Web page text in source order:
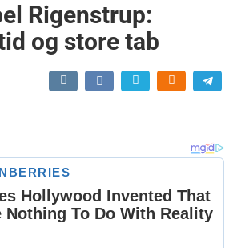
Rigenstrup:
og store tab